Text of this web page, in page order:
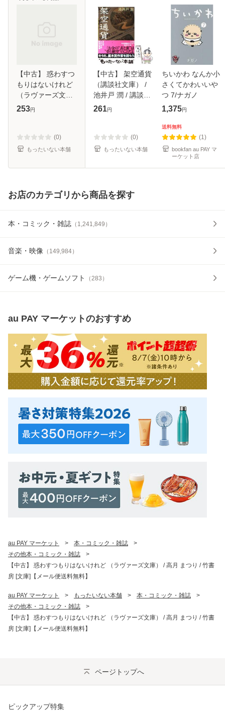
【中古】 惑わすつ
もりはないけれど
（ラヴァーズ文
庫） / 高月 まつり
253円
(0)
もったいない本舗
【中古】 架空通貨
（講談社文庫） /
池井戸 潤 / 講談社
[文庫]【メール便送
261円
(0)
もったいない本舗
ちいかわ なんか小
さくてかわいいや
つ 7/ナガノ
1,375円
送料無料
(1)
bookfan au PAY マ
ーケット店
お店のカテゴリから商品を探す
本・コミック・雑誌 （ 1,241,849 ）
音楽・映像 （ 149,984）
ゲーム機・ゲームソフト （283 ）
au PAY マーケットのおすすめ
au PAY マーケット > 本・コミック・雑誌
>
その他本・コミック・雑誌
>
【中古】 惑わすつもりはないけれど （ラヴァーズ文庫） / 高月 まつり / 竹書
房 [文庫]【メール便送料無料】
au PAY マーケット > もったいない本舗 > 本・コミック・雑誌
>
その他本・コミック・雑誌
>
【中古】 惑わすつもりはないけれど （ラヴァーズ文庫） / 高月 まつり / 竹書
房 [文庫]【メール便送料無料】
ページトップへ
ピックアップ特集